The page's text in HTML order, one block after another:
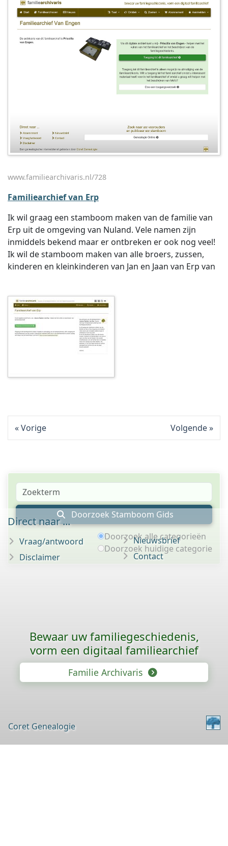
www.familiearchivaris.nl/728
Familiearchief van Erp
Ik wil graag een stamboom maken van de familie van
Erp uit de omgeving van Nuland. Vele namen zijn
inmiddels bekend maar er ontbreken er ook nog veel!
Ik wil de stamboom maken van alle broers, zussen,
kinderen en kleinkinderen van Jan en Jaan van Erp van
Vorige Volgende
Doorzoek Stamboom Gids
Doorzoek alle categorieën
Doorzoek huidige categorie
Direct naar ...
Vraag/antwoord
Disclaimer
Nieuwsbrief
Contact
Bewaar uw familie­geschiedenis,
vorm een digitaal familiearchief
Familie Archivaris
Coret Genealogie